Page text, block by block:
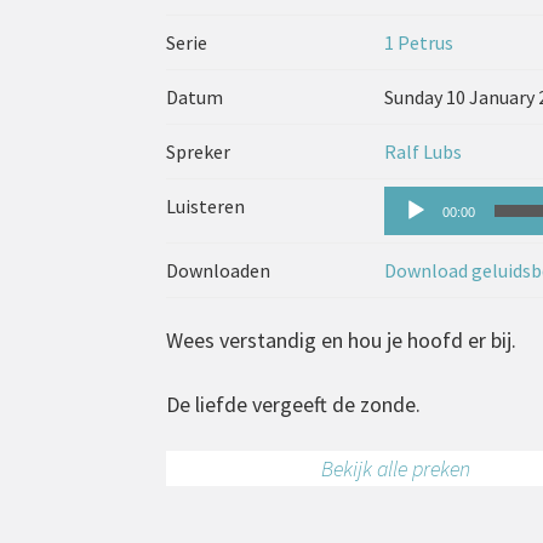
Serie 1 Petrus
Datum Sunday 10 January
Spreker Ralf Lubs
Luisteren Audiospeler
00:00
Downloaden Download
Wees verstandig en hou je hoofd er bij.
De liefde vergeeft de zonde.
Bekijk alle preken